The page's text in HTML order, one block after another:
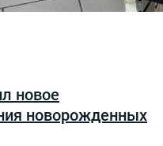
новое
новорожденных